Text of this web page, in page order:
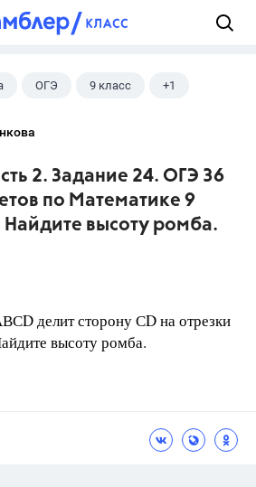
ОГЭ 9 класс +1
2. Задание 24. ОГЭ 36
по Математике 9
высоту ромба.
делит сторону СD на отрезки
высоту ромба.